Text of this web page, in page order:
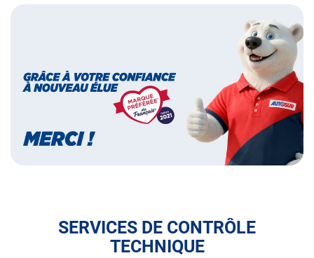
français
SERVICES DE CONTRÔLE
TECHNIQUE